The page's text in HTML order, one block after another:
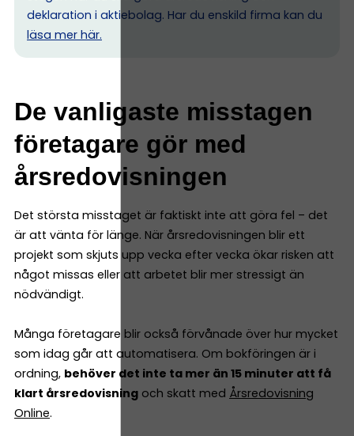
deklaration i aktiebolag. Har du enskild firma kan du
läsa mer här.
De vanligaste misstagen
företagare gör med
årsredovisningen
Det största misstaget är faktiskt inte att göra fel – det
är att vänta för länge. När årsredovisningen blir ett
projekt som skjuts upp vecka efter vecka ökar risken att
något missas eller att arbetet blir mer stressigt än
nödvändigt.
Många företagare blir också förvånade över hur mycket
som idag går att automatisera. Om bokföringen är i
ordning, behöver det inte ta mer än 15 minuter att få
klart årsredovisning och skatt med Årsredovisning
Online.